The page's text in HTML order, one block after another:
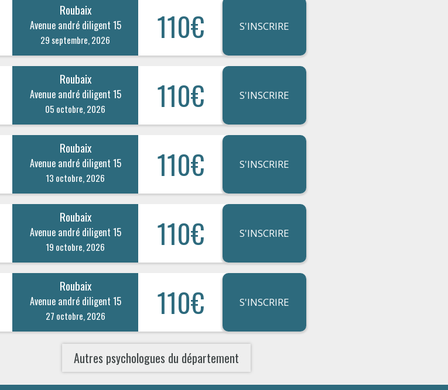
Roubaix
Avenue andré diligent 15
29 septembre, 2026 110€ S'INSCRIRE
Roubaix
Avenue andré diligent 15
05 octobre, 2026 110€ S'INSCRIRE
Roubaix
Avenue andré diligent 15
13 octobre, 2026 110€ S'INSCRIRE
Roubaix
Avenue andré diligent 15
19 octobre, 2026 110€ S'INSCRIRE
Roubaix
Avenue andré diligent 15
27 octobre, 2026 110€ S'INSCRIRE
Autres psychologues du département